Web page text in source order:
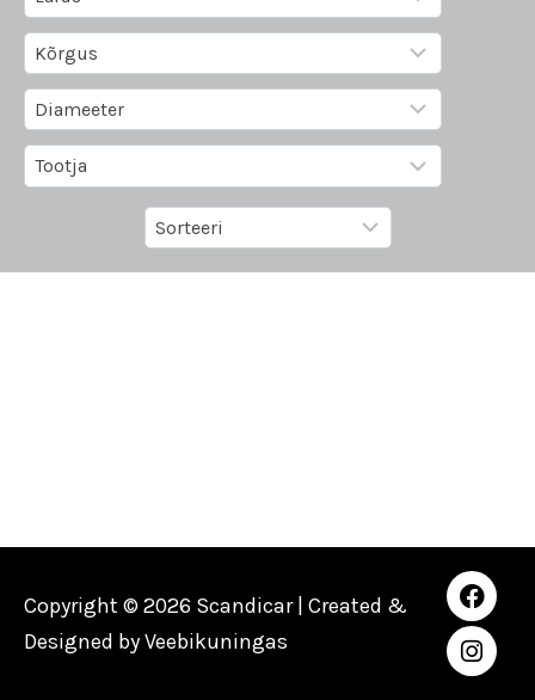
Copyright © 2026 Scandicar | Created &
Designed byVeebikuningas